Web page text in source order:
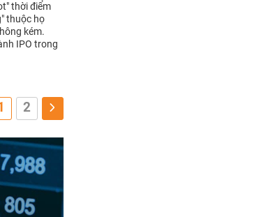
thời điểm
thuộc họ
kém.
IPO trong
2